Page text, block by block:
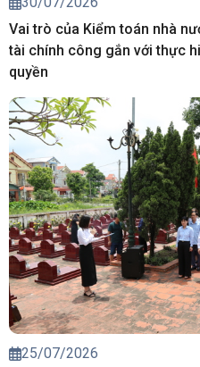
30/07/2026
Vai trò của Kiểm toán nhà
tài chính công gắn với thực
quyền